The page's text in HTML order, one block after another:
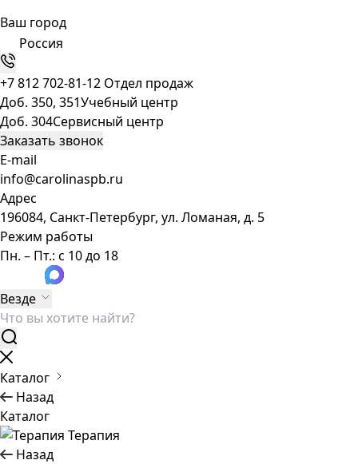
Ваш город
Россия
+7 812 702-81-12 Отдел продаж
Доб. 350, 351Учебный центр
Доб. 304Сервисный центр
Заказать звонок
E-mail
info@carolinaspb.ru
Адрес
196084, Санкт-Петербург, ул. Ломаная, д. 5
Режим работы
Пн. – Пт.: с 10 до 18
Везде
Каталог
Назад
Каталог
Терапия
Назад